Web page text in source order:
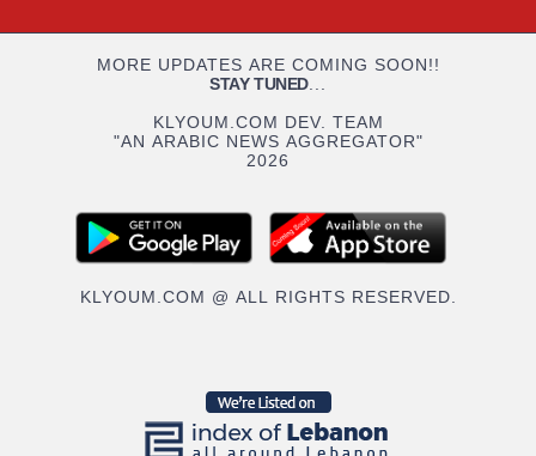
MORE UPDATES ARE COMING SOON!!
STAY TUNED...
KLYOUM.COM DEV. TEAM
"AN ARABIC NEWS AGGREGATOR"
2026
KLYOUM.COM @ ALL RIGHTS RESERVED.